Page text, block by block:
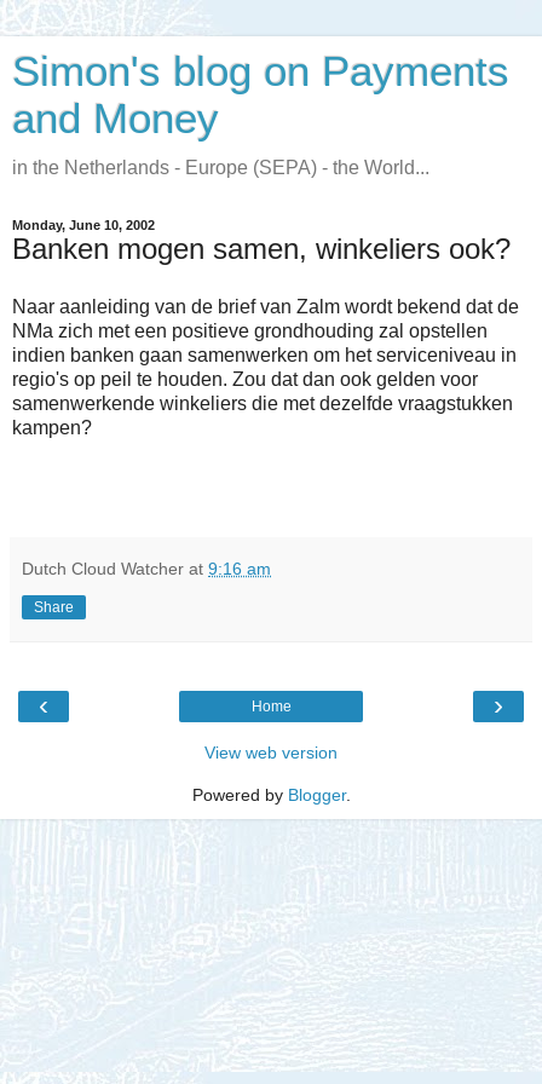
Simon's blog on Payments
and Money
in the Netherlands - Europe (SEPA) - the World...
Monday, June 10, 2002
Banken mogen samen, winkeliers ook?
Naar aanleiding van de brief van Zalm wordt bekend dat de
NMa zich met een positieve grondhouding zal opstellen
indien banken gaan samenwerken om het serviceniveau in
regio's op peil te houden. Zou dat dan ook gelden voor
samenwerkende winkeliers die met dezelfde vraagstukken
kampen?
Dutch Cloud Watcher at 9:16 am
Share
‹ ›
Home
View web version
Powered by Blogger.